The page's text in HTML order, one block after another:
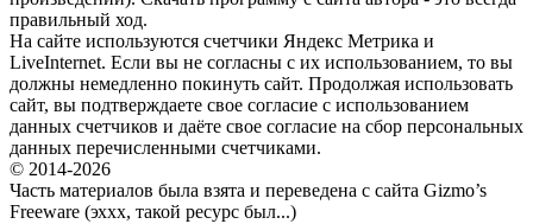
правильный ход.
На сайте используются счетчики Яндекс Метрика и
LiveInternet. Если вы не согласны с их использованием, то вы
должны немедленно покинуть сайт. Продолжая использовать
сайт, вы подтверждаете свое согласие с использованием
данных счетчиков и даёте свое согласие на сбор персональных
данных перечисленными счетчиками.
© 2014-2026
Часть материалов была взята и переведена с сайта Gizmo’s
Freeware (эххх, такой ресурс был...)